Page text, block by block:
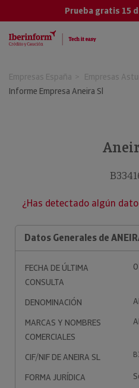
Prueba gratis 15
Empresas España Empresas
Informe Empresa Aneira Sl
¿Has detectado algún
Datos Generales de
FECHA DE ÚLTIMA
CONSULTA
DENOMINACIÓN
MARCAS Y NOMBRES
COMERCIALES
CIF/NIF DE ANEIRA SL
FORMA JURÍDICA